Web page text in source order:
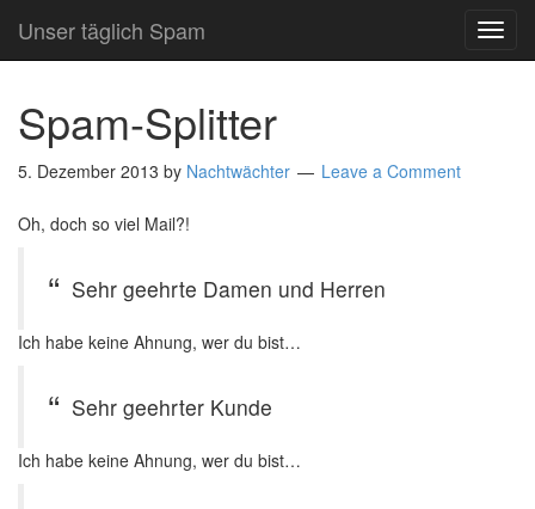
Unser täglich Spam
Spam-Splitter
5. Dezember 2013 by Nachtwächter Leave a Comment
Oh, doch so viel Mail?!
Sehr geehrte Damen und Herren
Ich habe keine Ahnung, wer du bist…
Sehr geehrter Kunde
Ich habe keine Ahnung, wer du bist…